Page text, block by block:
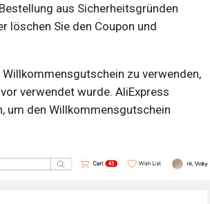
aus Sicherheitsgründen
löschen Sie den Coupon und
zu verwenden,
verwendet wurde. AliExpress
um den Willkommensgutschein